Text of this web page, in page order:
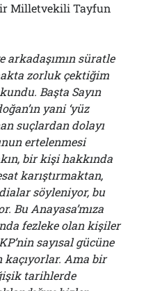
Milletvekili Tayfun
arkadaşımın süratle
zorluk çektiğim
Başta Sayın
yani ‘yüz
suçlardan dolayı
ertelenmesi
bir kişi hakkında
karıştırmaktan,
söyleniyor, bu
Bu Anayasa’mıza
fezleke olan kişiler
sayısal gücüne
Ama bir
tarihlerde